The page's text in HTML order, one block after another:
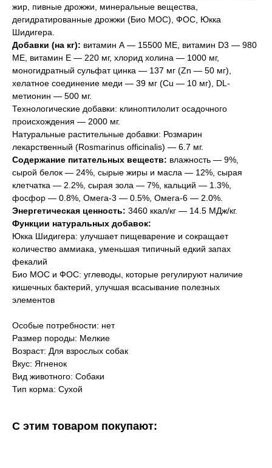
жир, пивные дрожжи, минеральные вещества,
дегидратированные дрожжи (Био МОС), ФОС, Юкка
Шидигера.
Добавки (на кг): витамин А — 15500 МЕ, витамин D3 — 980
МЕ, витамин Е — 220 мг, хлорид холина — 1000 мг,
моногидратный сульфат цинка — 137 мг (Zn — 50 мг),
хелатное соединение меди — 39 мг (Cu — 10 мг), DL-
метионин — 500 мг.
Технологические добавки: клиноптилолит осадочного
происхождения — 2000 мг.
Натуральные растительные добавки: Розмарин
лекарственный (Rosmarinus officinalis) — 6.7 мг.
Содержание питательных веществ: влажность — 9%,
сырой белок — 24%, сырые жиры и масла — 12%, сырая
клетчатка — 2.2%, сырая зола — 7%, кальций — 1.3%,
фосфор — 0.8%, Омега-3 — 0.5%, Oмега-6 — 2.0%.
Энергетическая ценность: 3460 ккал/кг — 14.5 МДж/кг.
Функции натуральных добавок:
Юкка Шидигера: улучшает пищеварение и сокращает
количество аммиака, уменьшая типичный едкий запах
фекалий
Био МОС и ФОС: углеводы, которые регулируют наличие
кишечных бактерий, улучшая всасывание полезных
элементов
Особые потребности: нет
Размер породы: Мелкие
Возраст: Для взрослых собак
Вкус: Ягненок
Вид животного: Собаки
Тип корма: Сухой
С этим товаром покупают: